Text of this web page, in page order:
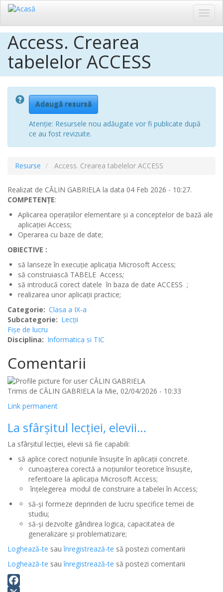
Sari
conținutul
principal
Access. Crearea
tabelelor ACCESS
Adaugă resursă
Atenție: Resursele nou adăugate vor fi publicate după
ce au fost revizuite.
Resurse Access. Crearea tabelelor ACCESS
Realizat de CĂLIN GABRIELA la data 04 Feb 2026 - 10:27.
COMPETENȚE:
Aplicarea operaţiilor elementare şi a conceptelor de bază ale
aplicaţiei Access;
Operarea cu baze de date;
OBIECTIVE :
să lanseze în execuție aplicația Microsoft Access;
să construiască TABELE Access;
să introducă corect datele în baza de date ACCESS ;
realizarea unor aplicații practice;
Categorie
Clasa a IX-a
Subcategorie
Lecții
Fișe de lucru
Disciplina
Informatica si TIC
Comentarii
Trimis de CĂLIN GABRIELA la Mie, 02/04/2026 - 10:33
Link permanent
La sfârșitul lecției, elevii…
La sfârșitul lecției, elevii să fie capabili:
să aplice corect noţiunile însuşite în aplicaţii concrete.
cunoașterea corectă a noțiunilor teoretice însușite,
referitoare la aplicația Microsoft Access;
înțelegerea modul de construire a tabelei în Access;
să-și formeze deprinderi de lucru specifice temei de
studiu;
să-și dezvolte gândirea logica, capacitatea de
generalizare și problematizare;
Loghează-te sauînregistrează-te să postezi comentarii
Loghează-te sauînregistrează-te să postezi comentarii